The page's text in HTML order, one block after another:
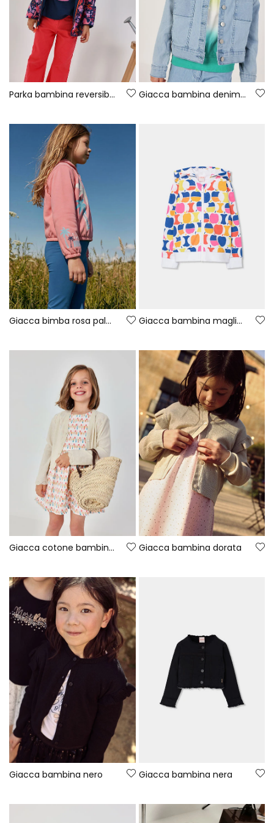
Parka bambina reversibile in tessuto tecnico blu navy Giacca bambina denim cotone bleach
Giacca bimba rosa palme Giacca bambina maglia mele
Giacca cotone bambina bianco Giacca bambina dorata
Giacca bambina nero Giacca bambina nera